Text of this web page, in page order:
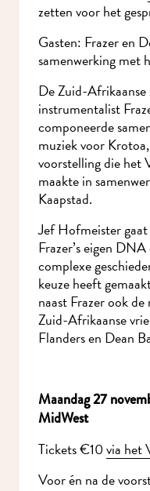
zetten voor het
Gasten: Frazer en
samenwerking met
De Zuid-
instrumentalist
componeerde
muziek voor
voorstelling die het
maakte in
Kaapstad.
Jef Hofmeister
Frazer’s eigen
complexe
keuze heeft
naast Frazer ook
Zuid-Afrikaanse
Flanders en Dean
Maandag 27
MidWest
Tickets €10via het
Voor én na de